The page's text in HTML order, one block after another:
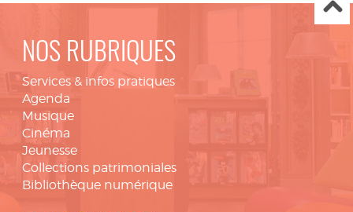
NOS RUBRIQUES
Services & infos pratiques
Agenda
Musique
Cinéma
Jeunesse
Collections patrimoniales
Bibliothèque numérique